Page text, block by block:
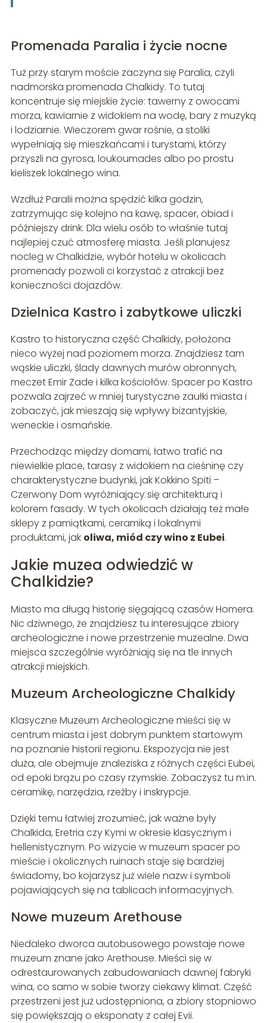
Promenada Paralia i życie nocne
Tuż przy starym moście zaczyna się Paralia, czyli
nadmorska promenada Chalkidy. To tutaj
koncentruje się miejskie życie: tawerny z owocami
morza, kawiarnie z widokiem na wodę, bary z muzyką
i lodziarnie. Wieczorem gwar rośnie, a stoliki
wypełniają się mieszkańcami i turystami, którzy
przyszli na gyrosa, loukoumades albo po prostu
kieliszek lokalnego wina.
Wzdłuż Paralii można spędzić kilka godzin,
zatrzymując się kolejno na kawę, spacer, obiad i
późniejszy drink. Dla wielu osób to właśnie tutaj
najlepiej czuć atmosferę miasta. Jeśli planujesz
nocleg w Chalkidzie, wybór hotelu w okolicach
promenady pozwoli ci korzystać z atrakcji bez
konieczności dojazdów.
Dzielnica Kastro i zabytkowe uliczki
Kastro to historyczna część Chalkidy, położona
nieco wyżej nad poziomem morza. Znajdziesz tam
wąskie uliczki, ślady dawnych murów obronnych,
meczet Emir Zade i kilka kościołów. Spacer po Kastro
pozwala zajrzeć w mniej turystyczne zaułki miasta i
zobaczyć, jak mieszają się wpływy bizantyjskie,
weneckie i osmańskie.
Przechodząc między domami, łatwo trafić na
niewielkie place, tarasy z widokiem na cieśninę czy
charakterystyczne budynki, jak Kokkino Spiti –
Czerwony Dom wyróżniający się architekturą i
kolorem fasady. W tych okolicach działają też małe
sklepy z pamiątkami, ceramiką i lokalnymi
produktami, jak oliwa, miód czy wino z Eubei.
Jakie muzea odwiedzić w
Chalkidzie?
Miasto ma długą historię sięgającą czasów Homera.
Nic dziwnego, że znajdziesz tu interesujące zbiory
archeologiczne i nowe przestrzenie muzealne. Dwa
miejsca szczególnie wyróżniają się na tle innych
atrakcji miejskich.
Muzeum Archeologiczne Chalkidy
Klasyczne Muzeum Archeologiczne mieści się w
centrum miasta i jest dobrym punktem startowym
na poznanie historii regionu. Ekspozycja nie jest
duża, ale obejmuje znaleziska z różnych części Eubei,
od epoki brązu po czasy rzymskie. Zobaczysz tu m.in.
ceramikę, narzędzia, rzeźby i inskrypcje.
Dzięki temu łatwiej zrozumieć, jak ważne były
Chalkida, Eretria czy Kymi w okresie klasycznym i
hellenistycznym. Po wizycie w muzeum spacer po
mieście i okolicznych ruinach staje się bardziej
świadomy, bo kojarzysz już wiele nazw i symboli
pojawiających się na tablicach informacyjnych.
Nowe muzeum Arethouse
Niedaleko dworca autobusowego powstaje nowe
muzeum znane jako Arethouse. Mieści się w
odrestaurowanych zabudowaniach dawnej fabryki
wina, co samo w sobie tworzy ciekawy klimat. Część
przestrzeni jest już udostępniona, a zbiory stopniowo
się powiększają o eksponaty z całej Evii.